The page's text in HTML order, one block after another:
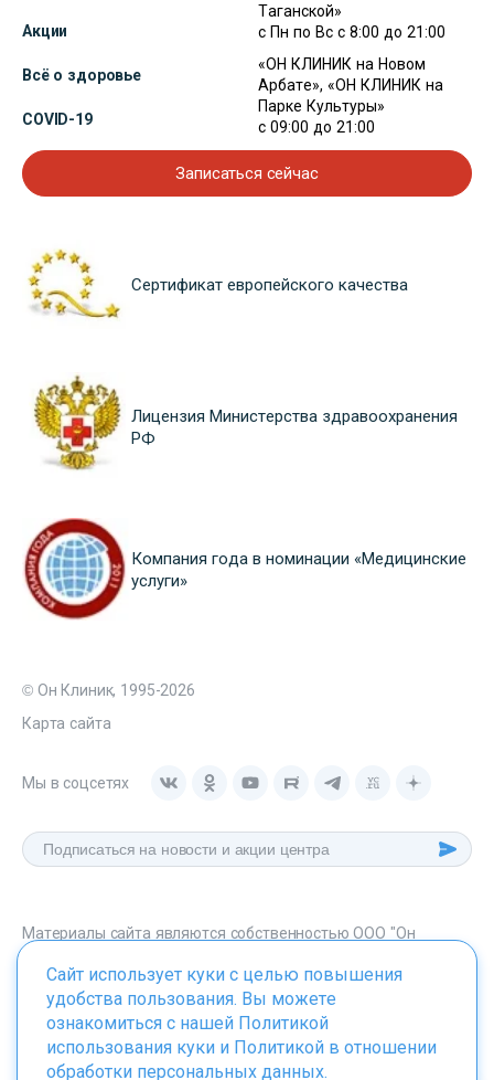
Акции
Всё о здоровье
COVID-19
Таганской»
с Пн по Вс с 8:00 до 21:00
«ОН КЛИНИК на Новом
Арбате», «ОН КЛИНИК на
Парке Культуры»
с 09:00 до 21:00
Записаться сейчас
Сертификат европейского качества
Лицензия Министерства здравоохранения
РФ
Компания года в номинации «Медицинские
услуги»
© Он Клиник, 1995-2026
Карта сайта
Мы в соцсетях
Материалы сайта являются собственностью ООО "Он
onclinic.ru запрещено в соответствии со статьей 1259 ГК. РФ.
Сайт использует куки с целью повышения
удобства пользования. Вы можете
ознакомиться с нашей Политикой
использования куки и Политикой в отношении
обработки персональных данных.